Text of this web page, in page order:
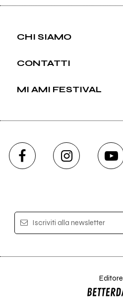
CHI SIAMO
CONTATTI
MI AMI FESTIVAL
Iscriviti alla newsletter
Editore